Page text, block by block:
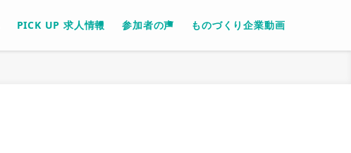
PICK UP 求人情報 参加者の声 ものづくり企業動画